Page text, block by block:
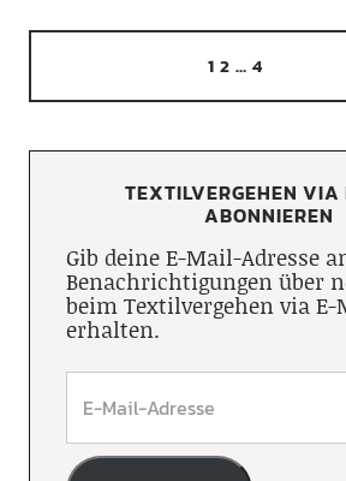
1 2 … 4
TEXTILVERGEHEN
ABONNIEREN
Gib deine E-Mail-Adresse
Benachrichtigungen über
beim Textilvergehen via
erhalten.